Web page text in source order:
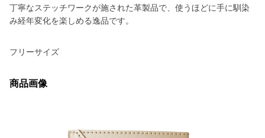
丁寧なステッチワークが施された革製品で、使うほどに手に馴染
み経年変化を楽しめる逸品です。
フリーサイズ
商品画像